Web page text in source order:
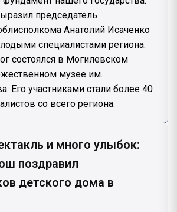
председатель
Анатолий Исаченко
специалистами региона.
состоялся в Могилевском
музее им.
Его участниками стали более 40
со всего региона.
и много улыбок:
поздравил
детского дома в